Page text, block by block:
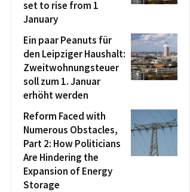
set to rise from 1
January
Ein paar Peanuts für
den Leipziger Haushalt:
Zweitwohnungsteuer
soll zum 1. Januar
erhöht werden
Reform Faced with
Numerous Obstacles,
Part 2: How Politicians
Are Hindering the
Expansion of Energy
Storage